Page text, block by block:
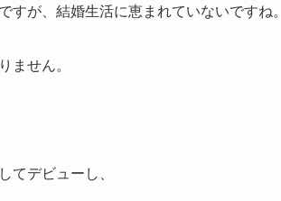
すが、結婚生活に恵まれていないですね。
ません。
てデビューし、